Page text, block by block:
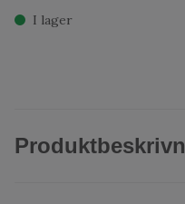
I lager